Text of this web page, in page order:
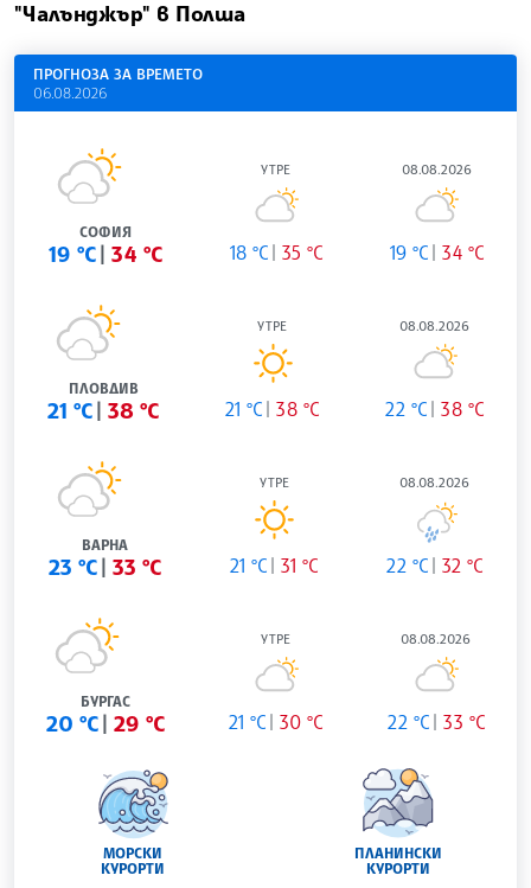
"Чалънджър" в Полша
ПРОГНОЗА ЗА ВРЕМЕТО
06.08.2026
СОФИЯ
19 °C 34 °C
УТРЕ
18 °C 35 °C
08.08.2026
19 °C 34 °C
ПЛОВДИВ
21 °C 38 °C
УТРЕ
21 °C 38 °C
08.08.2026
22 °C 38 °C
ВАРНА
23 °C 33 °C
УТРЕ
21 °C 31 °C
08.08.2026
22 °C 32 °C
БУРГАС
20 °C 29 °C
УТРЕ
21 °C 30 °C
08.08.2026
22 °C 33 °C
МОРСКИ
КУРОРТИ
ПЛАНИНСКИ
КУРОРТИ